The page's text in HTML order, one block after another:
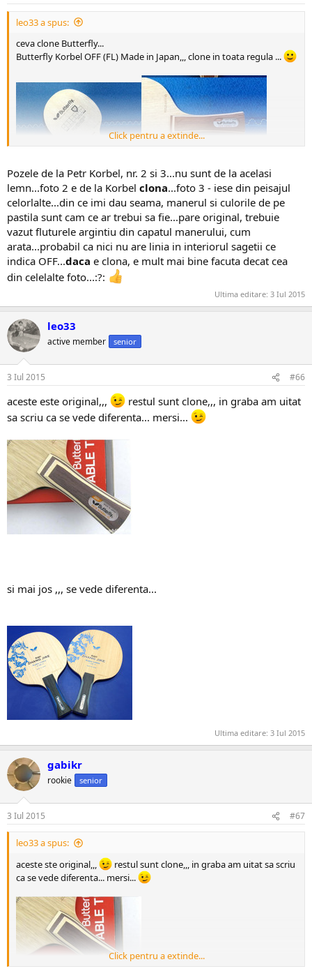
leo33 a spus:
ceva clone Butterfly...
Butterfly Korbel OFF (FL) Made in Japan,,, clone in toata regula ...
este posibil ca si acest domn nu adauga poze ca sunt la fel si
lemnele lui ... si este posibil sa nu stie ca sunt clone...
http://www.tenisdemasa.ro/forum/show...etr-Korbel-OFF
Click pentru a extinde...
Pozele de la Petr Korbel, nr. 2 si 3...nu sunt de la acelasi
lemn...foto 2 e de la Korbel clona...foto 3 - iese din peisajul
celorlalte...din ce imi dau seama, manerul si culorile de pe
pastila sunt cam ce ar trebui sa fie...pare original, trebuie
vazut fluturele argintiu din capatul manerului, cum
arata...probabil ca nici nu are linia in interiorul sagetii ce
indica OFF...daca e clona, e mult mai bine facuta decat cea
din celelalte foto...:?:
Ultima editare: 3 Iul 2015
leo33
active member senior
3 Iul 2015 #66
aceste este original,,,
restul sunt clone,,, in graba am uitat
sa scriu ca se vede diferenta... mersi...
si mai jos ,,, se vede diferenta...
Ultima editare: 3 Iul 2015
gabikr
rookie senior
3 Iul 2015 #67
leo33 a spus:
aceste ste original,,,
restul sunt clone,,, in graba am uitat sa scriu
ca se vede diferenta... mersi...
Click pentru a extinde...